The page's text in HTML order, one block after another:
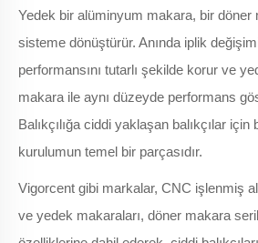
Yedek bir alüminyum makara, bir döner
sisteme dönüştürür. Anında iplik
performansını tutarlı şekilde korur ve
makara ile aynı düzeyde performans
Balıkçılığa ciddi yaklaşan balıkçılar
kurulumun temel bir parçasıdır.
Vigorcent gibi markalar, CNC işlenmiş
ve yedek makaraları, döner makara